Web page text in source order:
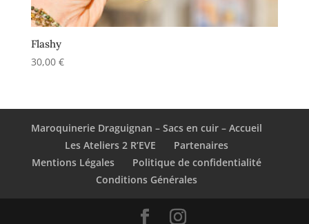
Flashy
30,00 €
Maroquinerie Draguignan – Sacs en cuir – Accueil
Les Ateliers 2 R’EVE
Partenaires
Mentions Légales
Politique de confidentialité
Conditions Générales